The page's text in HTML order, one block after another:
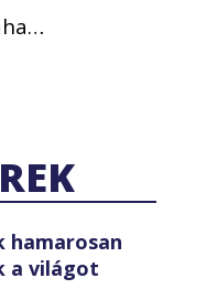
hamarosan
a világot